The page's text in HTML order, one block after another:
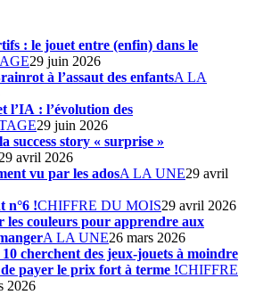
: le jouet entre (enfin) dans le
29 juin 2026
à l’assaut des enfantsA LA
l’IA : l’évolution des
29 juin 2026
success story « surprise »
29 avril 2026
vu par les adosA LA UNE29 avril
n°6 !CHIFFRE DU MOIS29 avril 2026
les couleurs pour apprendre aux
A LA UNE26 mars 2026
cherchent des jeux-jouets à moindre
payer le prix fort à terme !CHIFFRE
2026